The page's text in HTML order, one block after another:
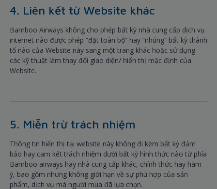
4. Liên kết từ Website khác
Bamboo Airways không cho phép bất kỳ nhà cung cấp dịch vụ
internet nào được phép “đặt toàn bộ” hay “nhúng” bất kỳ thành
tố nào của Website này sang một trang khác hoặc sử dụng
các kỹ thuật làm thay đổi giao diện/ hiển thị mặc định của
Website.
5. Miễn trừ trách nhiệm
Thông tin hiển thị tại website này không đi kèm bất kỳ đảm
bảo hay cam kết trách nhiệm dưới bất kỳ hình thức nào từ phía
Bamboo airways hay nhà cung cấp khác, chính thức hay hàm
ý, bao gồm nhưng không giới hạn về sự phù hợp của sản
phẩm, dịch vụ mà người mua đã lựa chọn.